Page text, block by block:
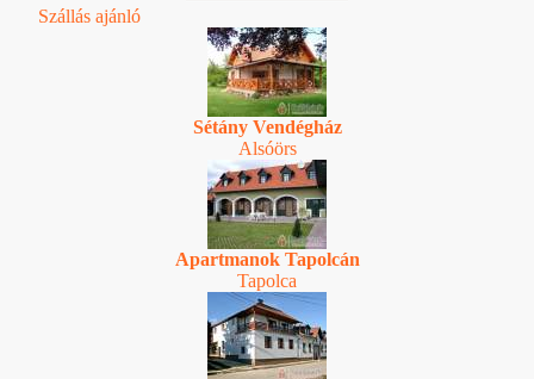
Szállás ajánló
Sétány Vendégház
Alsóörs
Apartmanok Tapolcán
Tapolca